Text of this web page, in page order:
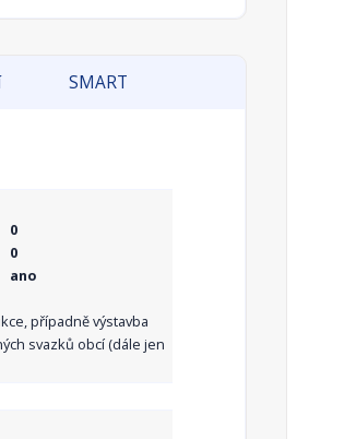
SMART
0
0
ano
případně výstavba
svazků obcí (dále jen